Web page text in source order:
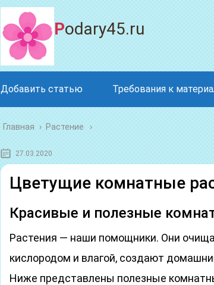
Podary45.ru
Добавить статью Требования к
Главная › Растение
27.03.2020
Цветущие комнатные
Красивые и полезные
Растения — наши помощники. Они
кислородом и влагой, создают
Ниже представлены полезные